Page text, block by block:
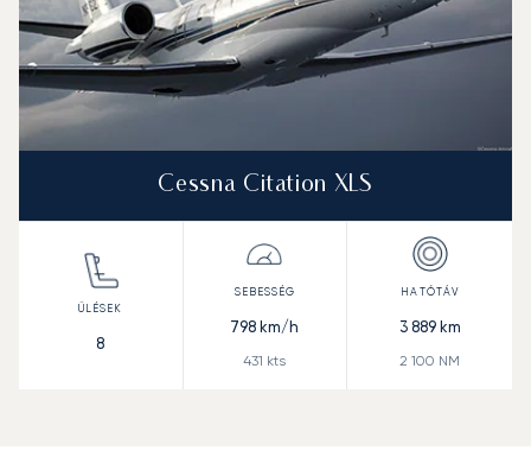
Cessna Citation XLS
8
798 km/h
431 kts
3 889km
2 100 NM